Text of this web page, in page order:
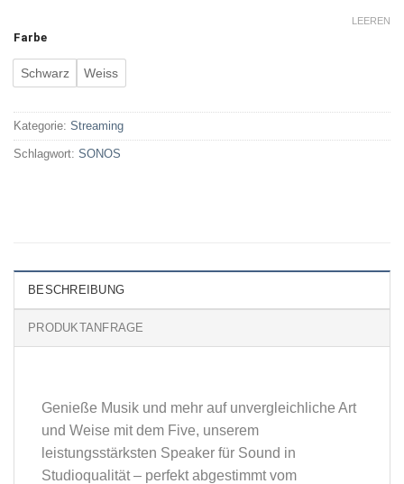
Farbe
Schwarz Weiss
LEEREN
Kategorie: Streaming
Schlagwort: SONOS
BESCHREIBUNG
PRODUKTANFRAGE
Genieße Musik und mehr auf unvergleichliche Art
und Weise mit dem Five, unserem
leistungsstärksten Speaker für Sound in
Studioqualität – perfekt abgestimmt vom